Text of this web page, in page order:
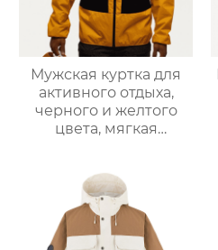
Мужская куртка для
активного отдыха,
черного и желтого
цвета, мягкая